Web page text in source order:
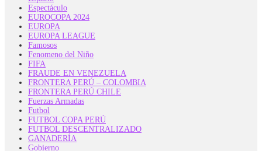
Espectáculo
EUROCOPA 2024
EUROPA
EUROPA LEAGUE
Famosos
Fenomeno del Niño
FIFA
FRAUDE EN VENEZUELA
FRONTERA PERÚ – COLOMBIA
FRONTERA PERÚ CHILE
Fuerzas Armadas
Futbol
FUTBOL COPA PERÚ
FUTBOL DESCENTRALIZADO
GANADERÍA
Gobierno